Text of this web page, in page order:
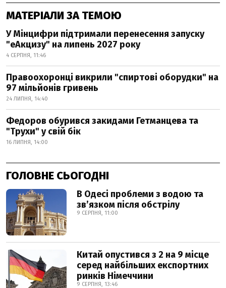
МАТЕРІАЛИ ЗА ТЕМОЮ
У Мінцифри підтримали перенесення запуску
"еАкцизу" на липень 2027 року
4 СЕРПНЯ, 11:46
Правоохоронці викрили "спиртові оборудки" на
97 мільйонів гривень
24 ЛИПНЯ, 14:40
Федоров обурився закидами Гетманцева та
"Трухи" у свій бік
16 ЛИПНЯ, 14:00
ГОЛОВНЕ СЬОГОДНІ
В Одесі проблеми з водою та
звʼязком після обстрілу
9 СЕРПНЯ, 11:00
Китай опустився з 2 на 9 місце
серед найбільших експортних
ринків Німеччини
9 СЕРПНЯ, 13:46